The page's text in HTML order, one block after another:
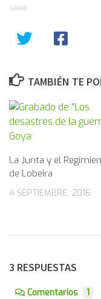
SHARE
TAMBIÉN TE
La Junta y el
de Lobeira
4 SEPTIEMBRE, 2016
3 RESPUESTAS
Comentarios 1